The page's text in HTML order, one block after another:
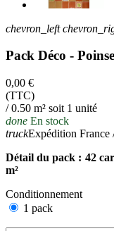
chevron_left
Pack Déco -
0,00 €
(TTC)
/ 0.50 m² soit 1 unité
done En stock
truckExpédition France
Détail du pack : 42
m²
Conditionnement
1 pack